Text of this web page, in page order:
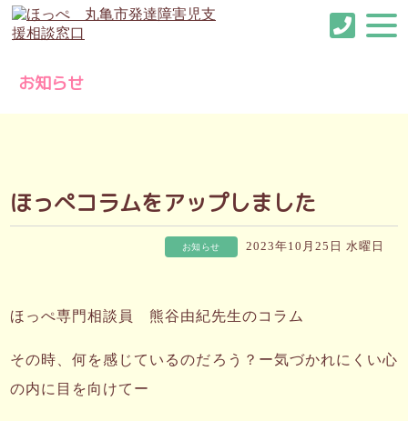
お知らせ
ほっぺコラムをアップしました
お知らせ 2023年10月25日 水曜日
ほっぺ専門相談員 熊谷由紀先生のコラム
その時、何を感じているのだろう？ー気づかれにくい心
の内に目を向けてー